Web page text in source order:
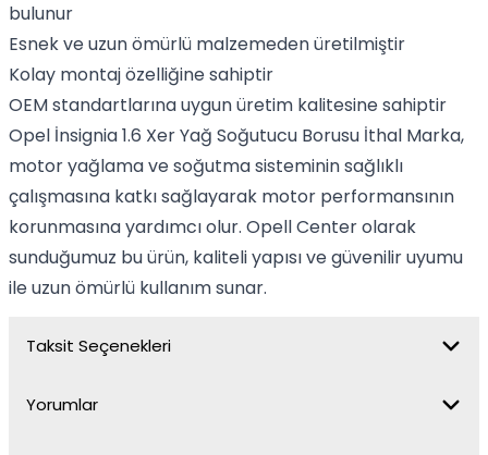
bulunur
Esnek ve uzun ömürlü malzemeden üretilmiştir
Kolay montaj özelliğine sahiptir
OEM standartlarına uygun üretim kalitesine sahiptir
Opel İnsignia 1.6 Xer Yağ Soğutucu Borusu İthal Marka,
motor yağlama ve soğutma sisteminin sağlıklı
çalışmasına katkı sağlayarak motor performansının
korunmasına yardımcı olur. Opell Center olarak
sunduğumuz bu ürün, kaliteli yapısı ve güvenilir uyumu
ile uzun ömürlü kullanım sunar.
Taksit Seçenekleri
Yorumlar